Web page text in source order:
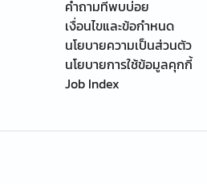
คำถามที่พบบ่อย
เงื่อนไขและข้อกำหนด
นโยบายความเป็นส่วนตัว
นโยบายการใช้ข้อมูลคุกกี้
Job Index